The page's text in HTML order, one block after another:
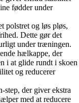
fødder under
polstret og løs pløs,
Dette gør det
under træningen.
hælkappe, der
i at glide rundt i skoen
og reducerer
step, der giver ekstra
med at reducere